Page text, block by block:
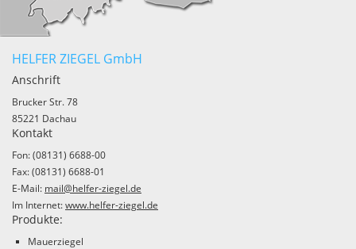
HELFER ZIEGEL GmbH
Anschrift
Brucker Str. 78
85221 Dachau
Kontakt
Fon: (08131) 6688-00
Fax: (08131) 6688-01
E-Mail: mail@helfer-ziegel.de
Im Internet:www.helfer-ziegel.de
Produkte:
Mauerziegel